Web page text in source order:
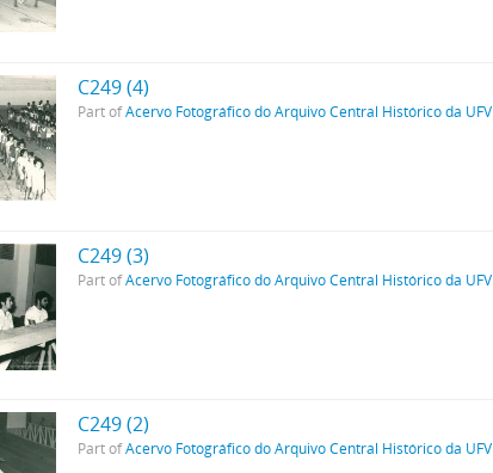
C249 (4)
Part ofAcervo Fotográfico do Arquivo Central Histórico da UFV
C249 (3)
Part ofAcervo Fotográfico do Arquivo Central Histórico da UFV
C249 (2)
Part ofAcervo Fotográfico do Arquivo Central Histórico da UFV